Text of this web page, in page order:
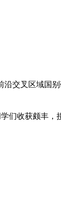
沿交叉区域国
们收获颇丰，